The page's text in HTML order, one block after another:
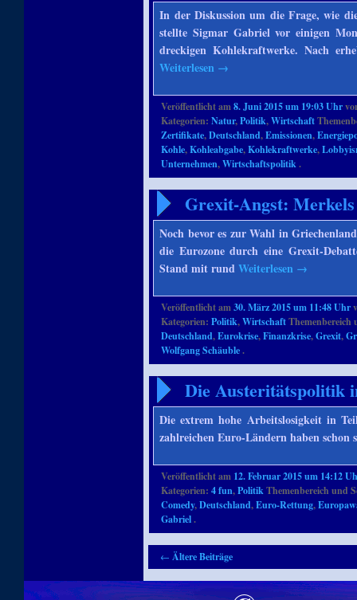
In der Diskussion um die Frage, wie
stellte Sigmar Gabriel vor einigen
dreckigen Kohlekraftwerke. Nach
Weiterlesen →
Veröffentlicht am8. Juni 2015 um 19:03 Uhr
Kategorien:Natur,Politik,Wirtschaft
Zertifikate,Deutschland,Emissionen,
Kohle,Kohleabgabe,Kohlekraftwerke,
Unternehmen,Wirtschaftspolitik.
Grexit-Angst:
Noch bevor es zur Wahl in
die Eurozone durch eine Grexit-
Stand mit rundWeiterlesen →
Veröffentlicht am30. März 2015 um 11:48 Uhr
Kategorien:Politik,Wirtschaft
Deutschland,Eurokrise,Finanzkrise,Grexit,
Wolfgang Schäuble.
Die Austeritätspolitik
Die extrem hohe Arbeitslosigkeit in
zahlreichen Euro-Ländern haben schon
Veröffentlicht am 12. Februar 2015 um 14:12
Kategorien:4 fun,PolitikThemenbereich und
Comedy,Deutschland,Euro-Rettung,
Gabriel.
Artikelnavigation
← Ältere Beiträge